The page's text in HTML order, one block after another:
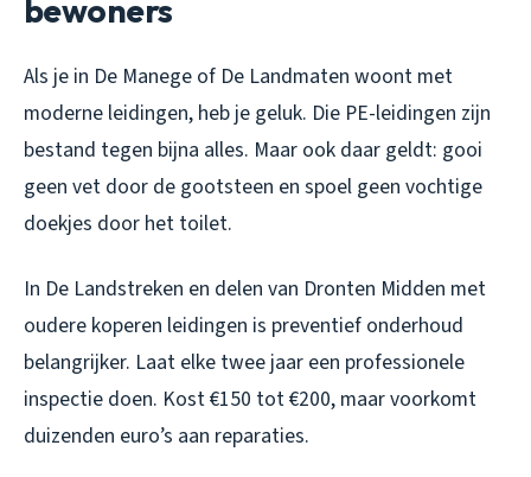
bewoners
Als je in De Manege of De Landmaten woont met
moderne leidingen, heb je geluk. Die PE-leidingen zijn
bestand tegen bijna alles. Maar ook daar geldt: gooi
geen vet door de gootsteen en spoel geen vochtige
doekjes door het toilet.
In De Landstreken en delen van Dronten Midden met
oudere koperen leidingen is preventief onderhoud
belangrijker. Laat elke twee jaar een professionele
inspectie doen. Kost €150 tot €200, maar voorkomt
duizenden euro’s aan reparaties.